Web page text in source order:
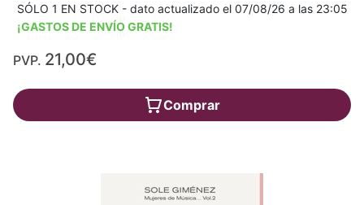
SÓLO 1 EN STOCK - dato actualizado el 07/08/26 a las 23:05
¡GASTOS DE ENVÍO GRATIS!
PVP. 21,00€
Comprar